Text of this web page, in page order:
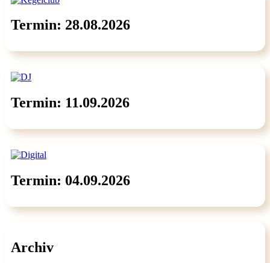
Termin: 28.08.2026
Termin: 11.09.2026
Termin: 04.09.2026
Archiv